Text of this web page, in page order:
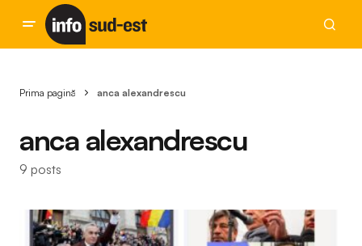
Prima pagină anca alexandrescu
anca alexandrescu
9 posts